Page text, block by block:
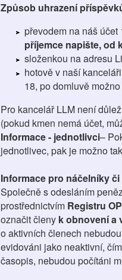
Způsob uhrazení
převodem na náš
příjemce napište, od
složenkou na adresu
hotově v naší
18, po domluvě
Pro kancelář LLM není
(pokud kmen nemá účet,
Informace - jednotlivci–
jednotlivec, pak je možno
Informace pro náčelníky
Společně s odesláním
prostřednictvím Registru OP
označit členy k obnovení a
o aktivních členech
evidováni jako neaktivní,
časopis, nebudou počítáni